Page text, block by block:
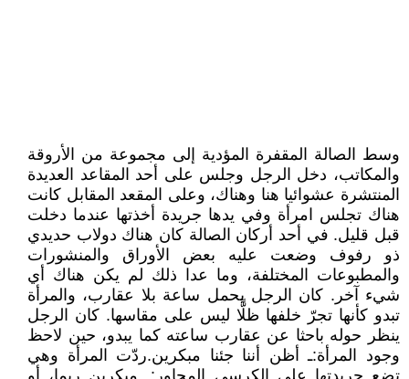
وسط الصالة المقفرة المؤدية إلى مجموعة من الأروقة
والمكاتب، دخل الرجل وجلس على أحد المقاعد العديدة
المنتشرة عشوائيا هنا وهناك، وعلى المقعد المقابل كانت
هناك تجلس امرأة وفي يدها جريدة أخذتها عندما دخلت
قبل قليل. في أحد أركان الصالة كان هناك دولاب حديدي
ذو رفوف وضعت عليه بعض الأوراق والمنشورات
والمطبوعات المختلفة، وما عدا ذلك لم يكن هناك أي
شيء آخر. كان الرجل يحمل ساعة بلا عقارب، والمرأة
تبدو كأنها تجرّ خلفها ظلًّا ليس على مقاسها. كان الرجل
ينظر حوله باحثا عن عقارب ساعته كما يبدو، حين لاحظ
وجود المرأة: ـ أظن أننا جئنا مبكرين. ردّت المرأة وهي